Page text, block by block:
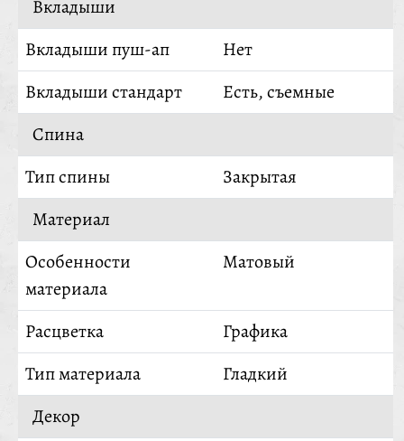
Вкладыши
Вкладыши пуш-ап
Нет
Вкладыши стандарт
Есть, съемные
Спина
Тип спины
Закрытая
Материал
Особенности
материала
Матовый
Расцветка
Графика
Тип материала
Гладкий
Декор